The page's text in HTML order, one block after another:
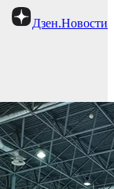
Дзен.Новости